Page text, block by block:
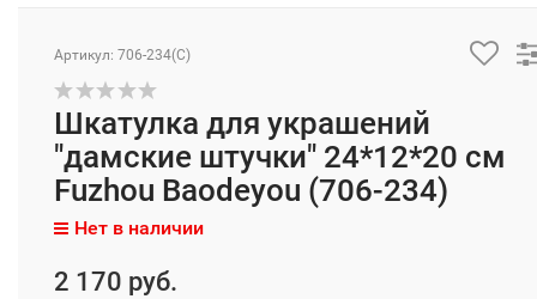
Артикул: 706-234(C)
Шкатулка для украшений
"дамские штучки" 24*12*20 см
Fuzhou Baodeyou (706-234)
Нет в наличии
2 170 руб.